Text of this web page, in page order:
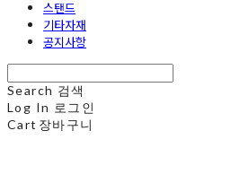
스탠드
기타자재
공지사항
Search 검색
Log In 로그인
Cart 장바구니